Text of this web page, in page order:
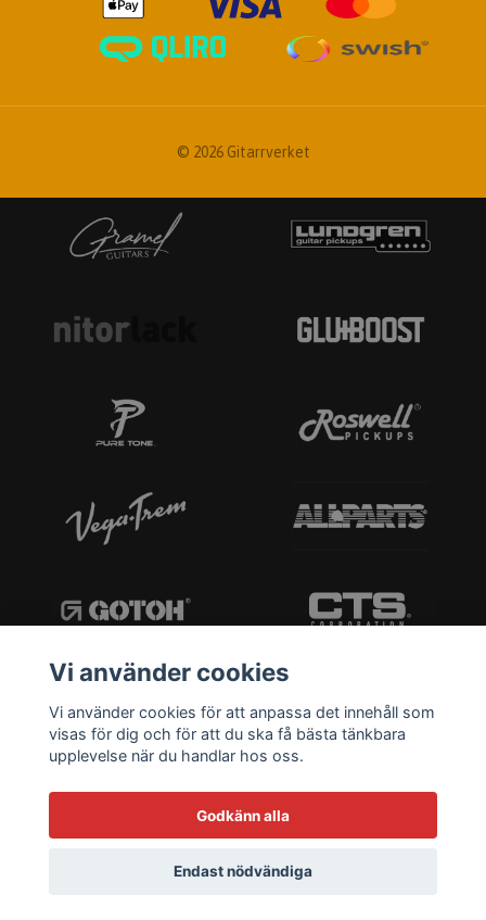
© 2026 Gitarrverket
Vi använder cookies
Vi använder cookies för att anpassa det innehåll som
visas för dig och för att du ska få bästa tänkbara
upplevelse när du handlar hos oss.
Godkänn alla
Endast nödvändiga